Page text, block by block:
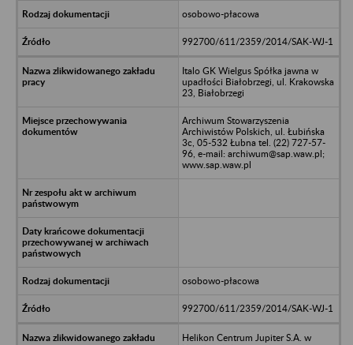
osobowo-płacowa
992700/611/2359/2014/SAK-WJ-1
Italo GK Wielgus Spółka jawna w
upadłości Białobrzegi, ul. Krakowska
23, Białobrzegi
Archiwum Stowarzyszenia
Archiwistów Polskich, ul. Łubińska
3c, 05-532 Łubna tel. (22) 727-57-
96, e-mail: archiwum@sap.waw.pl;
www.sap.waw.pl
osobowo-płacowa
992700/611/2359/2014/SAK-WJ-1
Helikon Centrum Jupiter S.A. w